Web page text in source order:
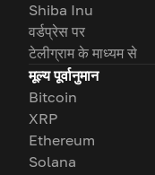
Shiba Inu
वर्डप्रेस पर
टेलीग्राम के माध्यम से
मूल्य पूर्वानुमान
Bitcoin
XRP
Ethereum
Solana